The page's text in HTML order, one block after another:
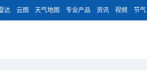
达 云图 天气地图 专业产品 资讯 视频 节气